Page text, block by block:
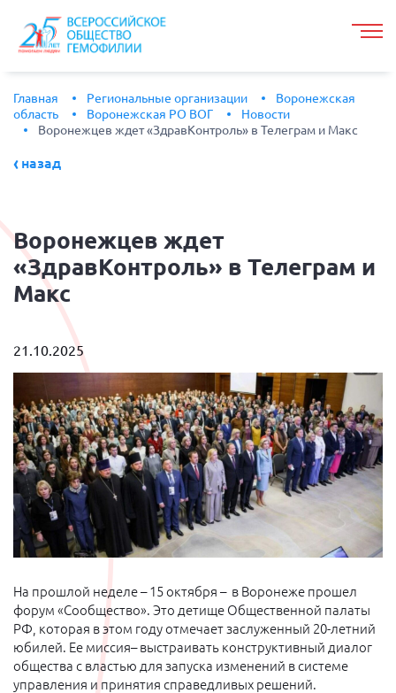
Главная Региональные организации
Воронежская
область
Воронежская РО ВОГ
Новости
Воронежцев ждет «ЗдравКонтроль» в Телеграм и Макс
назад
Воронежцев ждет
«ЗдравКонтроль» в Телеграм и
Макс
21.10.2025
На прошлой неделе – 15 октября – в Воронеже прошел
форум «Сообщество». Это детище Общественной палаты
РФ, которая в этом году отмечает заслуженный 20-летний
юбилей. Ее миссия– выстраивать конструктивный диалог
общества с властью для запуска изменений в системе
управления и принятия справедливых решений.